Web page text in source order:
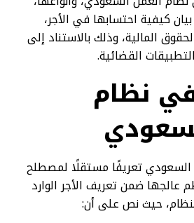
كيفية احتسابها في الأجر،
المالية، وذلك بالاستناد إلى
القضائية.
نظام
تعريفًا مستقلًا لمصطلح
عالجها ضمن تعريف الأجر الوارد